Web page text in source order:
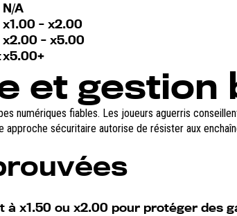
N/A
x1.00 - x2.00
x2.00 - x5.00
x5.00+
et gestion
numériques fiables. Les joueurs aguerris
sécuritaire autorise de résister aux
à x1.50 ou x2.00 pour protéger des